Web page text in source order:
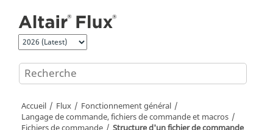
Accueil Flux
Fonctionnement général
Langage de commande, fichiers de commande et macros